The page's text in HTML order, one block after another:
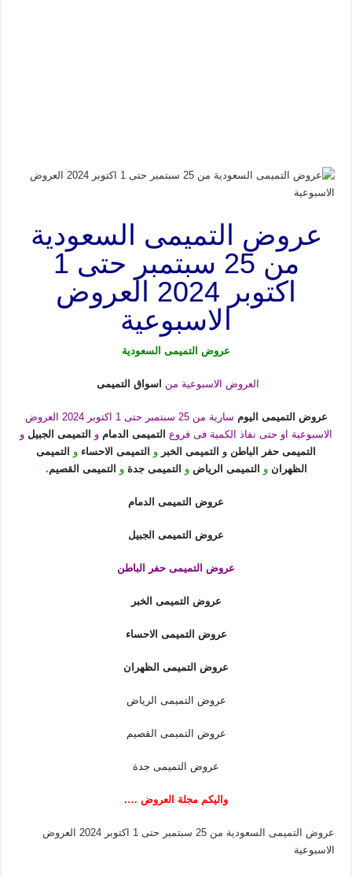
عروض التميمى السعودية
من 25 سبتمبر حتى 1
اكتوبر 2024 العروض
الاسبوعية
عروض التميمى السعودية
العروض الاسبوعية من اسواق التميمى
عروض التميمى اليوم
سارية من 25 سبتمبر حتى 1 اكتوبر 2024 العروض
الاسبوعية او حتى نفاذ الكمية فى فروع التميمى الدمامو التميمى الجبيلو
التميمى حفر الباطن و التميمى الخبر و التميمى الاحساء و
التميمى
الظهران و التميمى الرياض و التميمى جدة و التميمى القصيم.
عروض التميمى الدمام
عروض التميمى الجبيل
عروض التميمى حفر الباطن
عروض التميمى الخبر
عروض التميمى الاحساء
عروض التميمى الظهران
عروض التميمى الرياض
عروض التميمى القصيم
عروض التميمى جدة
واليكم مجلة العر وض ….
عروض التميمى السعودية من 25 سبتمبر حتى 1 اكتوبر 2024 العروض
الاسبوعية